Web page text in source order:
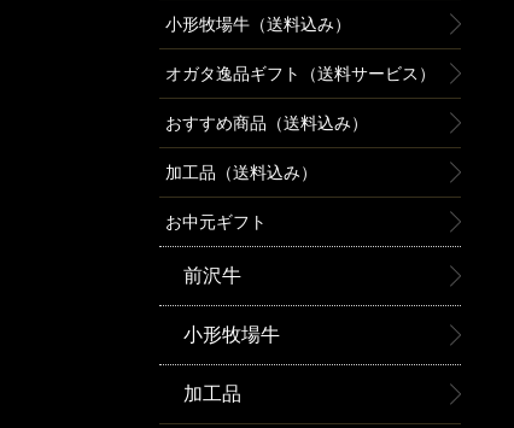
小形牧場牛（送料込み）
オガタ逸品ギフト（送料サービス）
おすすめ商品（送料込み）
加工品（送料込み）
お中元ギフト
前沢牛
小形牧場牛
加工品